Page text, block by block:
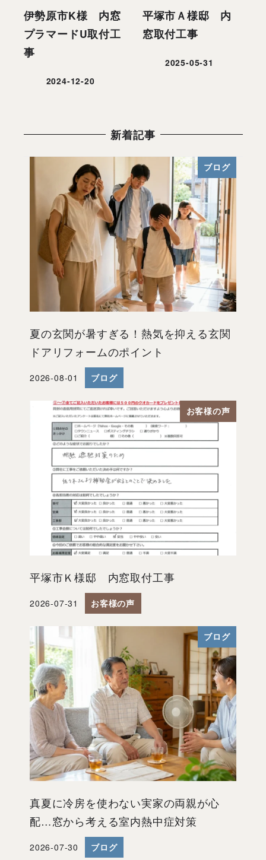
伊勢原市K様 内窓
プラマードU取付工
事
投稿日
2024-12-20
平塚市Ａ様邸 内
窓取付工事
投稿日
2025-05-31
新着記事
ブログ
夏の玄関が暑すぎる！熱気を抑える玄関
ドアリフォームのポイント
投稿日
2026-08-01 ブログ
お客様の声
平塚市Ｋ様邸 内窓取付工事
投稿日
2026-07-31 お客様の声
ブログ
真夏に冷房を使わない実家の両親が心
配…窓から考える室内熱中症対策
投稿日
2026-07-30 ブログ